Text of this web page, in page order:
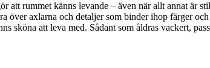
rummet känns levande – även när allt annat är
över axlarna och detaljer som binder ihop färger
sköna att leva med. Sådant som åldras vackert,